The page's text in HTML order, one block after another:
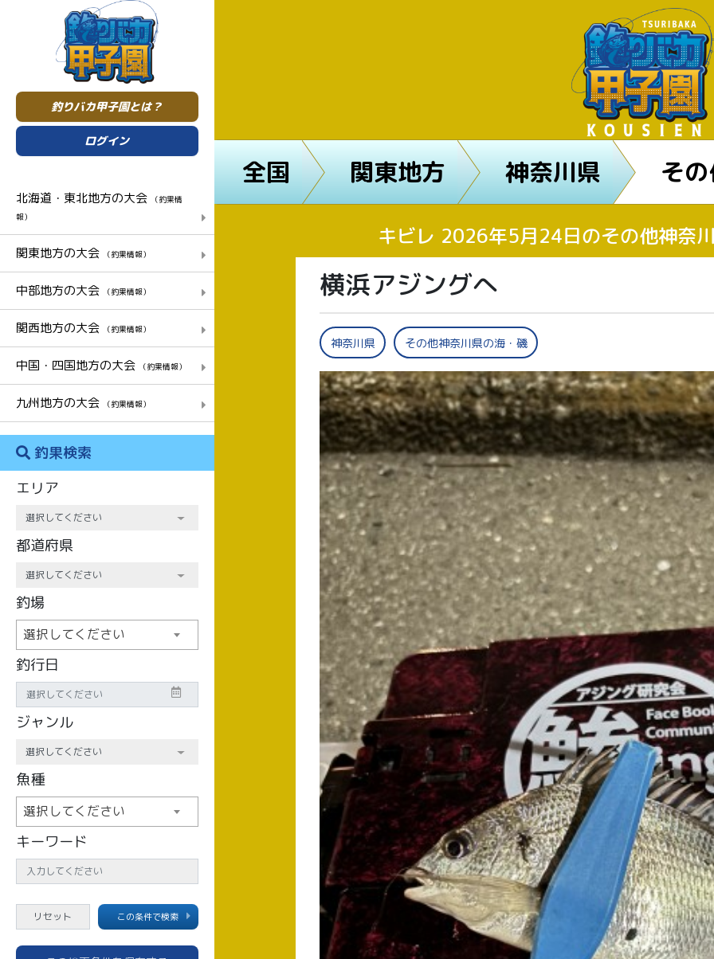
釣りバカ甲子園とは？
ログイン
北海道・東北地方の大会
（釣果情
報）
関東地方の大会 （釣果情報）
中部地方の大会 （釣果情報）
関西地方の大会 （釣果情報）
中国・四国地方の大会 （釣果情報）
九州地方の大会 （釣果情報）
釣果検索
エリア
都道府県
釣場
選択してください
釣行日
ジャンル
魚種
選択してください
キーワード
この条件で検索
全国 関東地方 神奈川県 そ
キビレ 2026年5月24日のその他神奈
横浜アジングへ
神奈川県 その他神奈川県の海・磯